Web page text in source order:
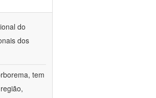
do
dos
tem